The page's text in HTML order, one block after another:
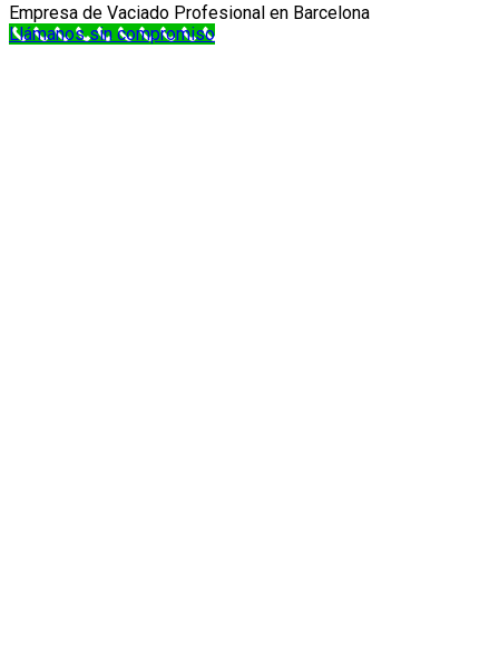
Empresa de Vaciado Profesional en Barcelona
Llámanos sin compromiso